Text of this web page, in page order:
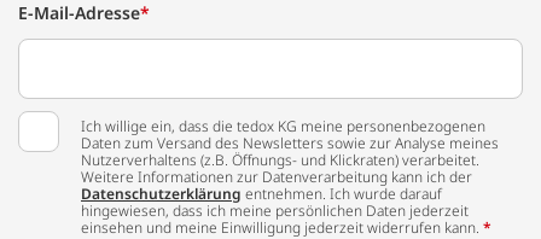
E-Mail-Adresse*
Ich willige ein, dass die tedox KG meine personenbezogenen
Daten zum Versand des Newsletters sowie zur Analyse meines
Nutzerverhaltens (z.B. Öffnungs- und Klickraten) verarbeitet.
Weitere Informationen zur Datenverarbeitung kann ich der
Datenschutzerklärung entnehmen. Ich wurde darauf
hingewiesen, dass ich meine persönlichen Daten jederzeit
einsehen und meine Einwilligung jederzeit widerrufen kann. *